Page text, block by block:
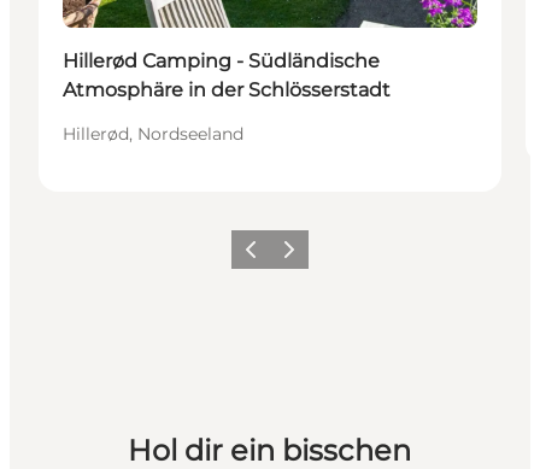
Hillerød Camping - Südländische
Atmosphäre in der Schlösserstadt
Hillerød, Nordseeland
ZurückWeiter
Hol dir ein bisschen